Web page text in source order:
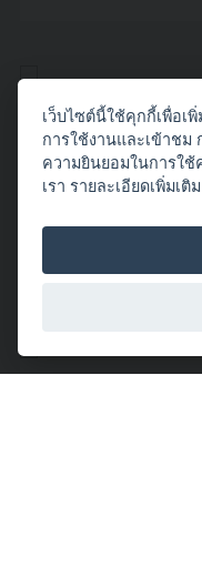
โดย Tee Raiden
2019/06/06 12:00:28
Take up the day
#Canonworkshop
#PhuketSurfFest2019
เว็บไซต์นี้ใช้คุกกี้เพื่อเ
การใช้งานและเข้าชม
ความยินยอมในการใ
เรา รายละเอียดเพิ่มเติม